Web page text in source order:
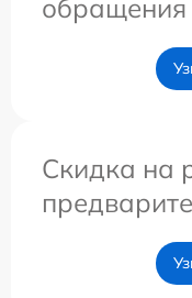
обращения
Скидка на